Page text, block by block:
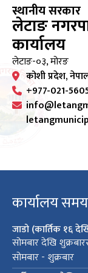
स्थानीय सरकार
लेटाङ
कार्यालय
लेटाङ-०३, मोरङ
कोशी प्रदेश,
+977-021-
कार्यालय समय
जाडो (कार्तिक १६
सोमबार देखि
सोमबार - शुक्रबार